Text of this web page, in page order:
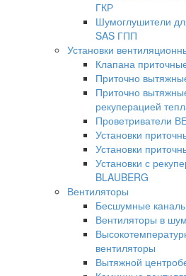
ГКР
Шумоглушители
SAS ГПП
Установки
Клапана
Приточно
Приточно
рекуперацией
Проветриватели
Установки
Установки
Установки с
BLAUBERG
Вентиляторы
Бесшумные
Вентиляторы в
вентиляторы
Вытяжной